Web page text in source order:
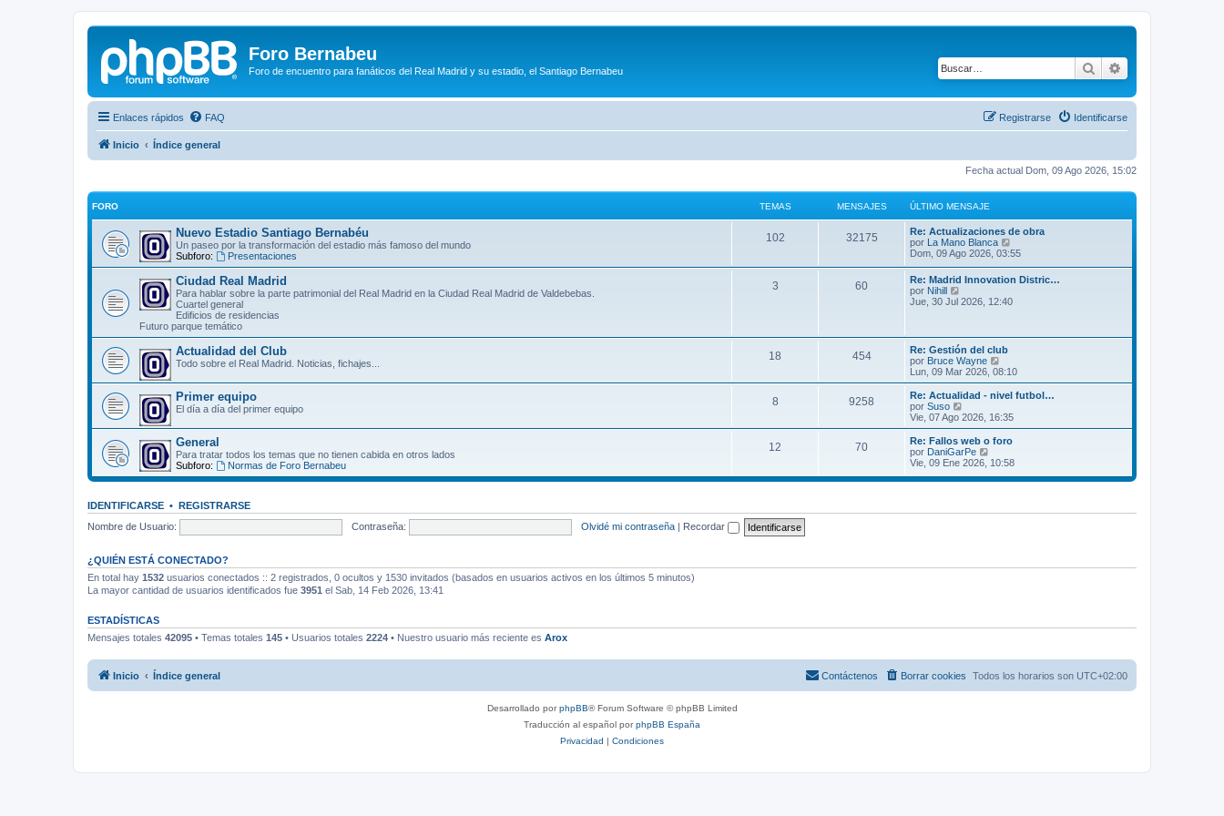
Foro Bernabeu
Foro de encuentro para fanáticos del Real Madrid y su estadio, el Santiago Bernabeu Buscar
Enlaces rápidos FAQ Identificarse
Registrarse
Inicio Índice general
Fecha actual Dom, 09 Ago 2026, 15:02
FORO TEMAS MENSAJES ÚLTIMO MENSAJE
Nuevo Estadio Santiago Bernabéu
Un paseo por la transformación del estadio más famoso del mundo
Subforo:
Presentaciones
102 32175
Re: Actualizaciones de obra
por La Mano Blanca
e
l
t
i
m
s
a
j
Dom, 09 Ago 2026, 03:55
Ciudad Real Madrid
Para hablar sobre la parte patrimonial del Real Madrid en la Ciudad Real Madrid de Valdebebas.
Cuartel general
Edificios de residencias
Futuro parque temático
3 60
Re: Madrid Innovation Distric…
por Nihill
e
i
m
o
m
e
n
s
a
j
e
Jue, 30 Jul 2026, 12:40
Actualidad del Club
Todo sobre el Real Madrid. Noticias, fichajes...
18 454
Re: Gestión del club
por Bruce Wayne
e
r
ú
t
o
m
e
n
j
Lun, 09 Mar 2026, 08:10
Primer equipo
El día a día del primer equipo
8 9258
Re: Actualidad - nivel futbol…
por Suso
e
r
ú
l
t
m
e
e
Vie, 07 Ago 2026, 16:35
General
Para tratar todos los temas que no tienen cabida en otros lados
Subforo:
Normas de Foro Bernabeu
12 70
Re: Fallos web o foro
por DaniGarPe
e
ú
i
n
Vie, 09 Ene 2026, 10:58
IDENTIFICARSE • REGISTRARSE
Nombre de Usuario:
Contraseña: Olvidé mi contraseña | Recordar
¿QUIÉN ESTÁ CONECTADO?
En total hay 1532 usuarios conectados :: 2 registrados, 0 ocultos y 1530 invitados (basados en usuarios activos en los últimos 5 minutos)
La mayor cantidad de usuarios identificados fue 3951 el Sab, 14 Feb 2026, 13:41
ESTADÍSTICAS
Mensajes totales 42095 • Temas totales 145 • Usuarios totales 2224 • Nuestro usuario más reciente es Arox
Inicio Índice general Todos los horarios son UTC+02:00
Borrar cookies
Contáctenos
Desarrollado porphpBB® Forum Software © phpBB Limited
Traducción al español porphpBB España
Privacidad | Condiciones